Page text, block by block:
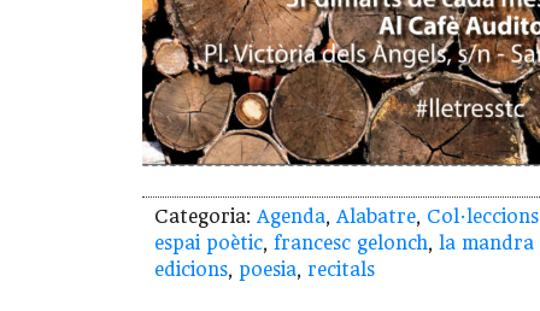
Categoria: Agenda, Alabatre, Col·leccions
espai poètic, francesc gelonch, la mandra
edicions, poesia, recitals